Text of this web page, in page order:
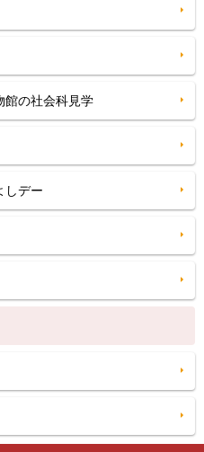
の社会科見学
デー